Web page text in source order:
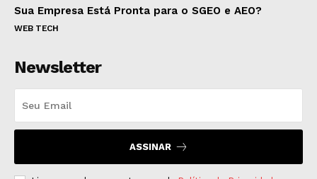
Sua Empresa Está Pronta para o SGEO e AEO?
WEB TECH
Newsletter
ASSINAR